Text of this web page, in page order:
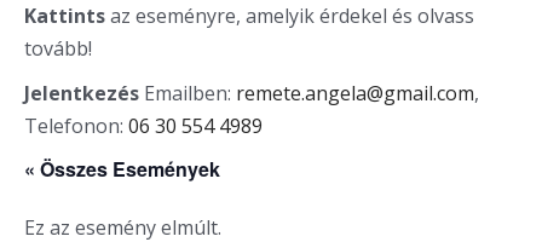
Kattintsaz eseményre, amelyik érdekel és olvass
tovább!
Jelentkezés Emailben: remete.angela@gmail.com,
Telefonon: 06 30 554 4989
« Összes Események
Ez az esemény elmúlt.